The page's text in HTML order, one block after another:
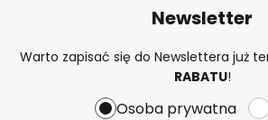
Newsletter
Warto zapisać się do Newslettera już
RABATU!
Osoba prywatna